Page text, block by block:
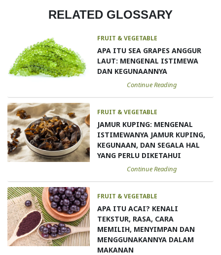
RELATED GLOSSARY
FRUIT & VEGETABLE
APA ITU SEA GRAPES ANGGUR
LAUT: MENGENAL ISTIMEWA
DAN KEGUNAANNYA
Continue Reading
FRUIT & VEGETABLE
JAMUR KUPING: MENGENAL
ISTIMEWANYA JAMUR KUPING,
KEGUNAAN, DAN SEGALA HAL
YANG PERLU DIKETAHUI
Continue Reading
FRUIT & VEGETABLE
APA ITU ACAI? KENALI
TEKSTUR, RASA, CARA
MEMILIH, MENYIMPAN DAN
MENGGUNAKANNYA DALAM
MAKANAN